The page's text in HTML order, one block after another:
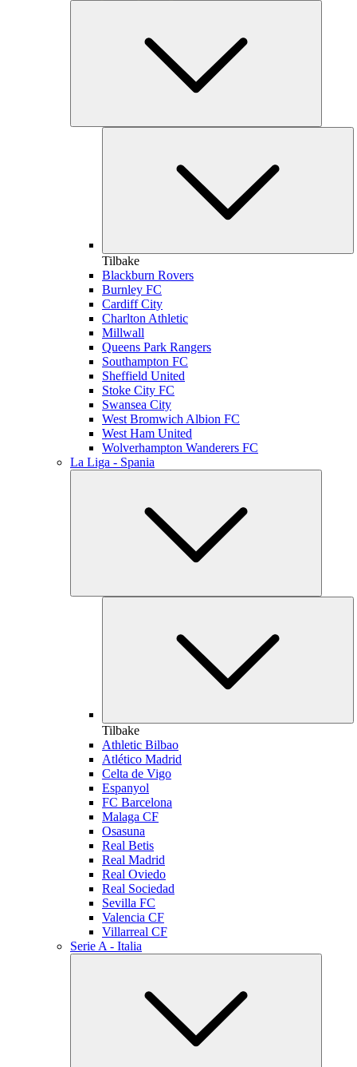
Tilbake
Blackburn Rovers
Burnley FC
Cardiff City
Charlton Athletic
Millwall
Queens Park Rangers
Southampton FC
Sheffield United
Stoke City FC
Swansea City
West Bromwich Albion FC
West Ham United
Wolverhampton Wanderers FC
La Liga - Spania
Tilbake
Athletic Bilbao
Atlético Madrid
Celta de Vigo
Espanyol
FC Barcelona
Malaga CF
Osasuna
Real Betis
Real Madrid
Real Oviedo
Real Sociedad
Sevilla FC
Valencia CF
Villarreal CF
Serie A - Italia